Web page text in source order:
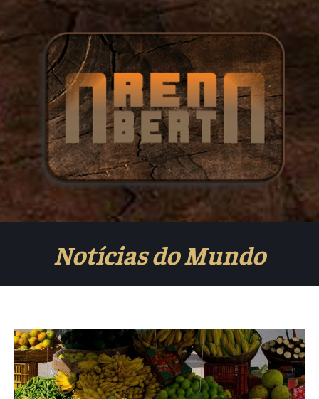
Notícias do Mundo